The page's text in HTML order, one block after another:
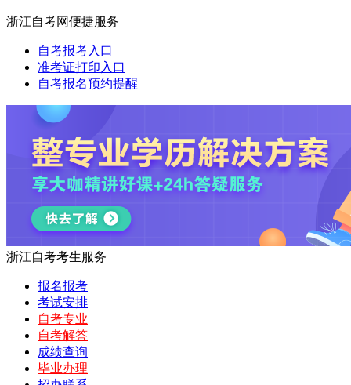
浙江自考网便捷服务
自考报考入口
准考证打印入口
自考报名预约提醒
浙江自考考生服务
报名报考
考试安排
自考专业
自考解答
成绩查询
毕业办理